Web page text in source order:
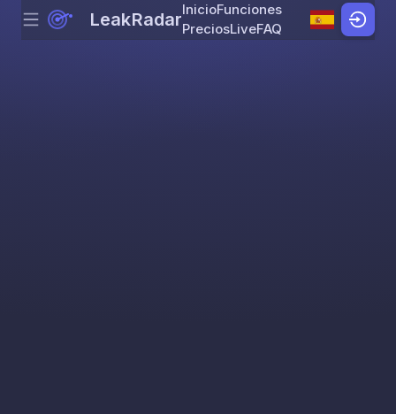
Skip to content
Menu LeakRadarInicioFunciones
PreciosLiveFAQ